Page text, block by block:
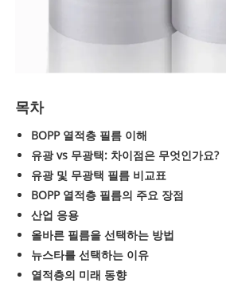
목차
BOPP 열적층 필름 이해
유광 vs 무광택: 차이점은 무엇인가요?
유광 및 무광택 필름 비교표
BOPP 열적층 필름의 주요 장점
산업 응용
올바른 필름을 선택하는 방법
뉴스타를 선택하는 이유
열적층의 미래 동향